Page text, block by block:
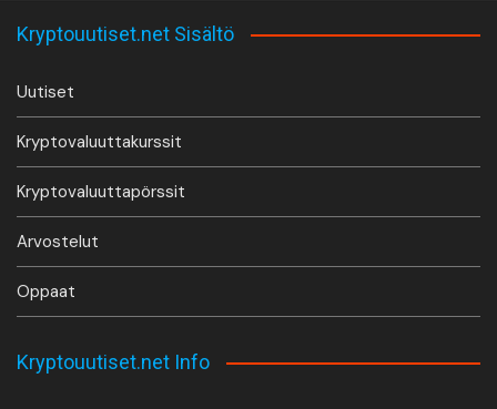
Kryptouutiset.net Sisältö
Uutiset
Kryptovaluuttakurssit
Kryptovaluuttapörssit
Arvostelut
Oppaat
Kryptouutiset.net Info